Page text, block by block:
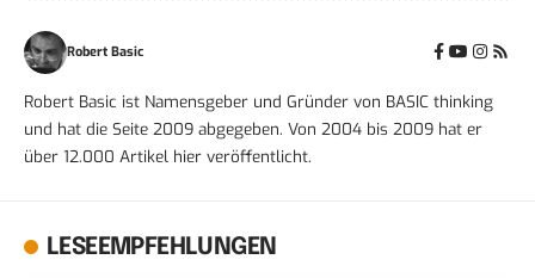
Robert Basic
Robert Basic ist Namensgeber und Gründer von BASIC thinking
und hat die Seite 2009 abgegeben. Von 2004 bis 2009 hat er
über 12.000 Artikel hier veröffentlicht.
LESEEMPFEHLUNGEN